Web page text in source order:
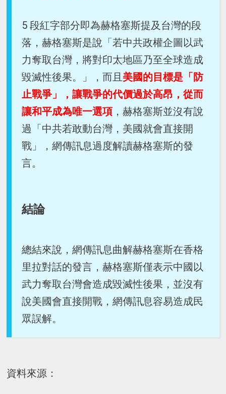
5 段紅字部分即為赫格塞斯提及台灣的段
落，赫格塞斯是說「若中共政權企圖以武
力奪取台灣，將對印太地區乃至全球造成
毀滅性後果。」，而且 美國的目標是「防
止戰爭」，讓戰爭的代價過於高昂，從而
讓和平成為唯一選項 ，赫格塞斯並沒有說
過「中共若敢動台灣，美國就會直接開
戰」，網傳訊息過度解讀赫格塞斯的發
言。
結論
總結來說，網傳訊息曲解赫格塞斯在香格
里拉對話的發言，赫格塞斯僅表示中國以
武力奪取台灣會造成毀滅性後果，並沒有
說美國會直接開戰，網傳訊息容易造成民
眾誤解。
資料來源：